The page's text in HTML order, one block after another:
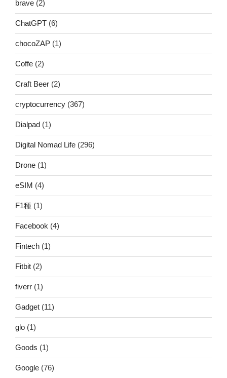
brave (2)
ChatGPT (6)
chocoZAP (1)
Coffe (2)
Craft Beer (2)
cryptocurrency (367)
Dialpad (1)
Digital Nomad Life (296)
Drone (1)
eSIM (4)
F1種 (1)
Facebook (4)
Fintech (1)
Fitbit (2)
fiverr (1)
Gadget (11)
glo (1)
Goods (1)
Google (76)